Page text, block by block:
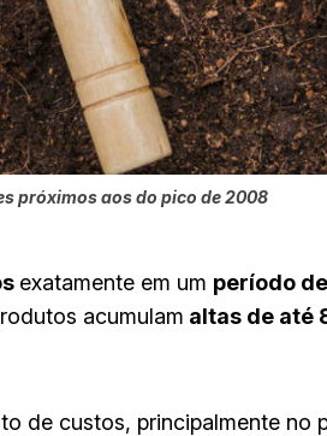
próximos aos do pico de 2008
exatamente em um período
acumulam altas de até
de custos, principalmente no